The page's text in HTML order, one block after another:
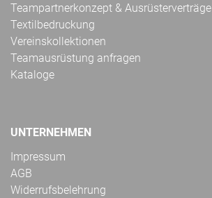
Teampartnerkonzept & Ausrüsterverträge
Textilbedruckung
Vereinskollektionen
Teamausrüstung anfragen
Kataloge
UNTERNEHMEN
Impressum
AGB
Widerrufsbelehrung